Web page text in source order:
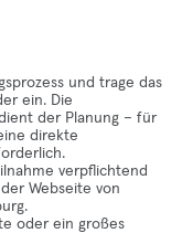
und trage das
ein. Die
der Planung – für
direkte
verpflichtend
Webseite von
oder ein großes